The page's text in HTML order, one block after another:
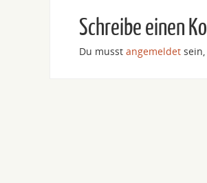
Schreibe einen
Du musst angemeldet